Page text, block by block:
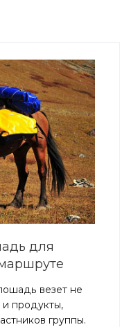
для
везет не
продукты,
группы.